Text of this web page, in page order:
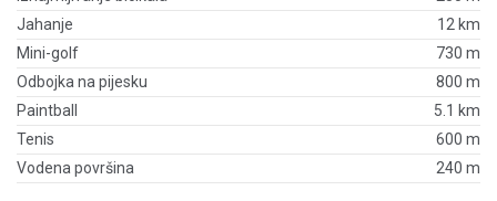
Jahanje
12 km
Mini-golf
730 m
Odbojka na pijesku
800 m
Paintball
5.1 km
Tenis
600 m
Vodena površina
240 m